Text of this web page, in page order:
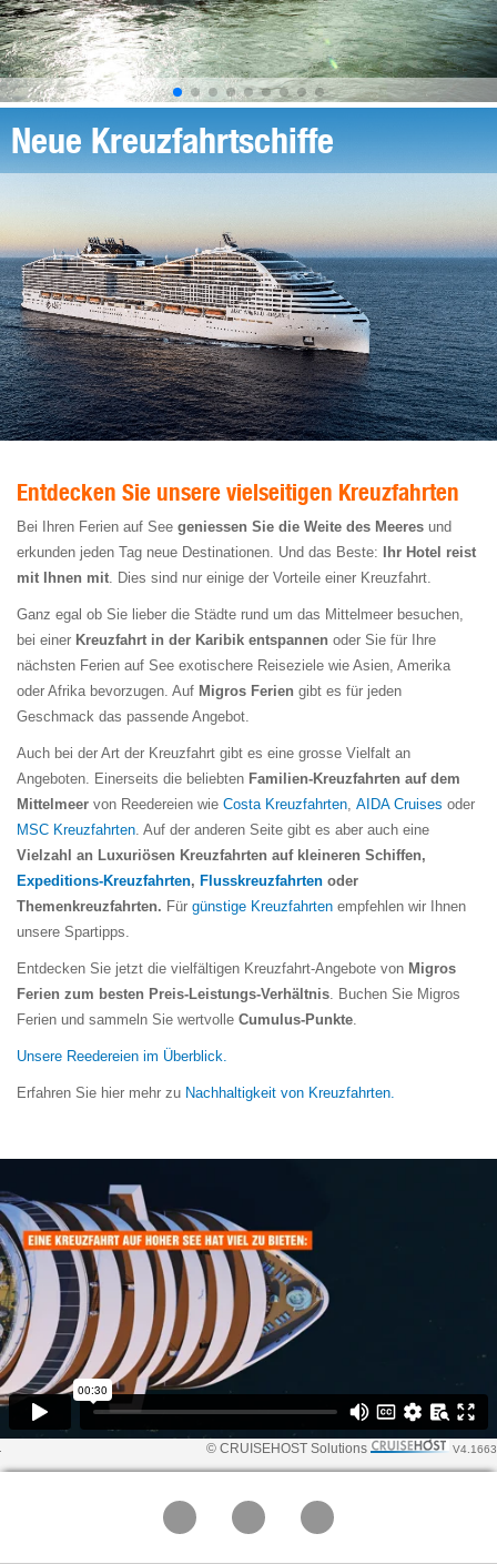
Neue Kreuzfahrtschiffe
Entdecken Sie unsere vielseitigen Kreuzfahrten
Bei Ihren Ferien auf See geniessen Sie die Weite des Meeres und
erkunden jeden Tag neue Destinationen. Und das Beste:
Ihr Hotel reist
mit Ihnen mit. Dies sind nur einige der Vorteile einer Kreuzfahrt.
Ganz egal ob Sie lieber die Städte rund um das Mittelmeer besuchen,
bei einer Kreuzfahrt in der Karibik entspannen oder Sie für Ihre
nächsten Ferien auf See exotischere Reiseziele wie Asien, Amerika
oder Afrika bevorzugen. Auf Migros Ferien gibt es für jeden
Geschmack das passende Angebot.
Auch bei der Art der Kreuzfahrt gibt es eine grosse Vielfalt an
Angeboten. Einerseits die beliebten Familien-Kreuzfahrten auf dem
Mittelmeer von Reedereien wie Costa Kreuzfahrten, AIDA Cruises oder
MSC Kreuzfahrten. Auf der anderen Seite gibt es aber auch eine
Vielzahl an Luxuriösen Kreuzfahrten auf kleineren Schiffen,
Expeditions-Kreuzfahrten, Flusskreuzfahrten oder
Themenkreuzfahrten. Für günstige Kreuzfahrten empfehlen wir Ihnen
unsere Spartipps.
Entdecken Sie jetzt die vielfältigen Kreuzfahrt-Angebote von Migros
Ferien zum besten Preis-Leistungs-Verhältnis. Buchen Sie Migros
Ferien und sammeln Sie wertvolle Cumulus-Punkte.
Unsere Reedereien im Überblick.
Erfahren Sie hier mehr zu Nachhaltigkeit von Kreuzfahrten.
© CRUISEHOST Solutions V4.1663